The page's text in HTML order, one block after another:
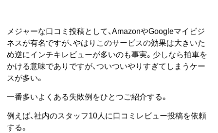
メジャーな口コミ投稿として、AmazonやGoogleマイビジ
ネスが有名ですが、やはりこのサービスの効果は大きいた
め逆にインチキレビューが多いのも事実。少しなら拍車を
かける意味でありですが、ついついやりすぎてしまうケー
スが多い。
一番多いよくある失敗例をひとつご紹介する。
例えば、社内のスタッフ10人に口コミレビュー投稿を依頼
する。